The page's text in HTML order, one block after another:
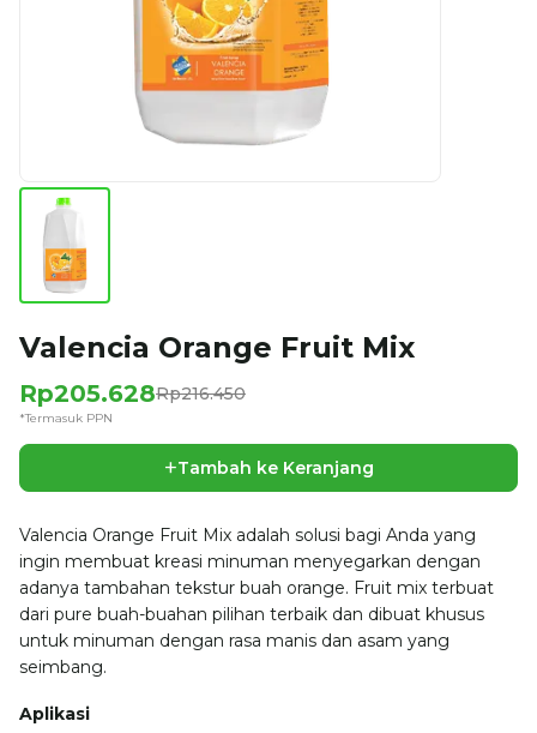
Valencia Orange Fruit Mix
Rp205.628Rp216.450
*Termasuk PPN
+Tambah ke Keranjang
Valencia Orange Fruit Mix adalah solusi bagi Anda yang
ingin membuat kreasi minuman menyegarkan dengan
adanya tambahan tekstur buah orange. Fruit mix terbuat
dari pure buah-buahan pilihan terbaik dan dibuat khusus
untuk minuman dengan rasa manis dan asam yang
seimbang.
Aplikasi